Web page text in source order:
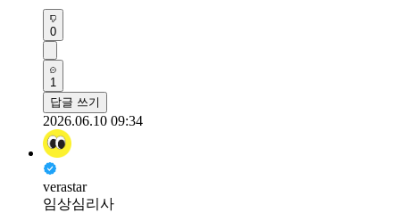
0
1
답글 쓰기
2026.06.10 09:34
verastar
임상심리사